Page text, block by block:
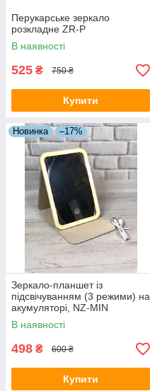
Перукарське зеркало
розкладне ZR-P
В наявності
525 ₴ 750 ₴
Купити
Новинка –17%
Зеркало-планшет із
підсвічуванням (3 режими) на
акумуляторі, NZ-MIN
В наявності
498 ₴ 600 ₴
Купити